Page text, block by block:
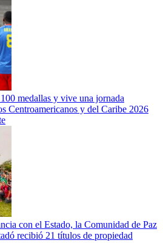
medallas y vive una jornada
Centroamericanos y del Caribe 2026
con el Estado, la Comunidad de Paz
recibió 21 títulos de propiedad